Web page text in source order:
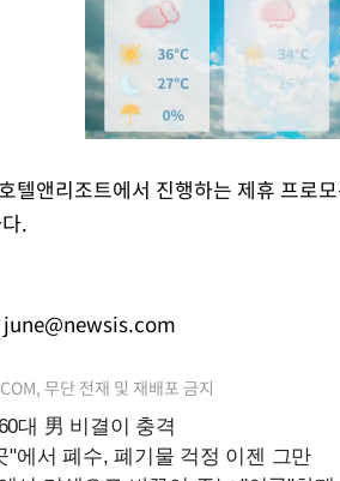
텔앤리조트에서 진행하는 제휴 프로
.
june@newsis.com
무단 전재 및 재배포 금지